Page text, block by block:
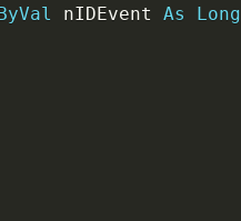
nIDEvent As Long